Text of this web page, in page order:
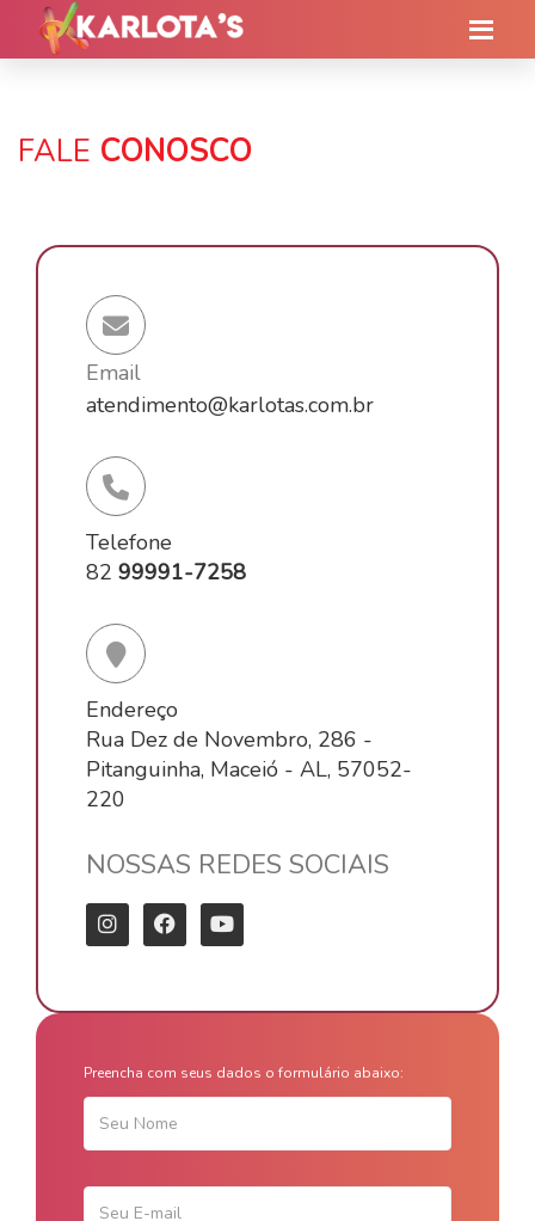
FALE CONOSCO
Email
atendimento@karlotas.com.br
Telefone
82 99991-7258
Endereço
Rua Dez de Novembro, 286 -
Pitanguinha, Maceió - AL, 57052-
220
NOSSAS REDES SOCIAIS
Preencha com seus dados o formulário abaixo: